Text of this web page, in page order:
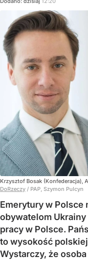
Krzysztof Bosak (Konfederacja),
DoRzeczy / PAP, Szymon Pulcyn
Emerytury w Polsce
obywatelom
pracy w Polsce.
to wysokość
Wystarczy, że